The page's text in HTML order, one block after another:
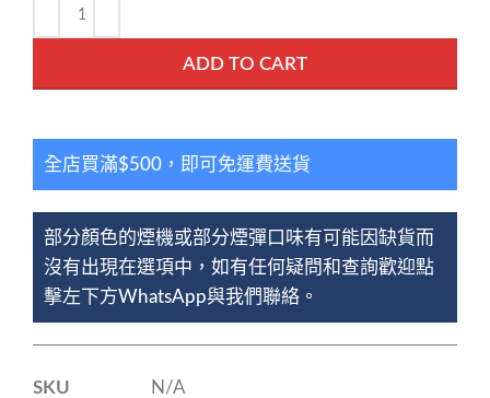
ADD TO CART
全店買滿$500，即可免運費送貨
部分顏色的煙機或部分煙彈口味有可能因缺貨而
沒有出現在選項中，如有任何疑問和查詢歡迎點
擊左下方WhatsApp與我們聯絡。
SKU N/A